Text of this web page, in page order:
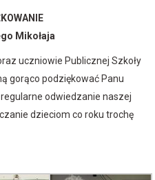
Mikołaja
uczniowie Publicznej Szkoły
gorąco podziękować Panu
odwiedzanie naszej
dzieciom co roku trochę